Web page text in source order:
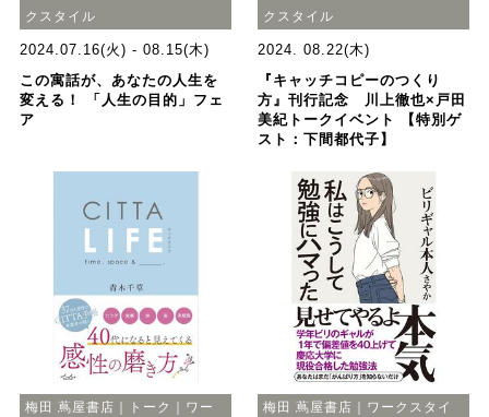
クスタイル
2024.07.16(火) - 08.15(木)
この寓話が、あなたの人生を
変える！ 「人生の目的」フェ
ア
クスタイル
2024. 08.22(木)
『キャッチコピーのつくり
方』刊行記念 川上徹也×戸田
美紀トークイベント 【特別ゲ
スト：下間都代子】
梅田 蔦屋書店｜トーク｜ワー
梅田 蔦屋書店｜ワークスタイ